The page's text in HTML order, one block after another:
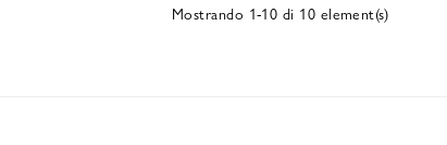
Mostrando 1-10 di 10 element(s)